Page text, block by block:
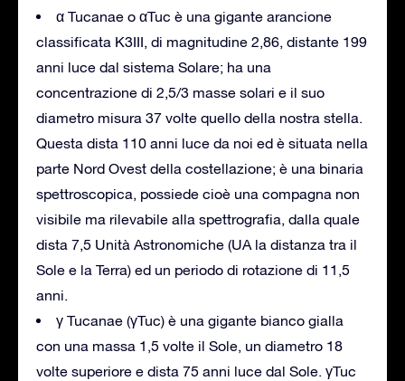
α Tucanae o αTuc è una gigante arancione
classificata K3III, di magnitudine 2,86, distante 199
anni luce dal sistema Solare; ha una
concentrazione di 2,5/3 masse solari e il suo
diametro misura 37 volte quello della nostra stella.
Questa dista 110 anni luce da noi ed è situata nella
parte Nord Ovest della costellazione; è una binaria
spettroscopica, possiede cioè una compagna non
visibile ma rilevabile alla spettrografia, dalla quale
dista 7,5 Unità Astronomiche (UA la distanza tra il
Sole e la Terra) ed un periodo di rotazione di 11,5
anni.
γ Tucanae (γTuc) è una gigante bianco gialla
con una massa 1,5 volte il Sole, un diametro 18
volte superiore e dista 75 anni luce dal Sole. γTuc